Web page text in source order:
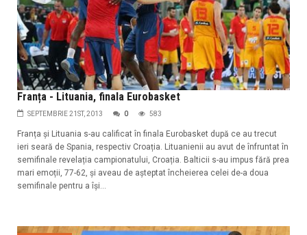
Franța - Lituania, finala Eurobasket
SEPTEMBRIE 21ST, 2013 0 583
Franța și Lituania s-au calificat în finala Eurobasket după ce au trecut
ieri seară de Spania, respectiv Croația. Lituanienii au avut de înfruntat în
semifinale revelația campionatului, Croația. Balticii s-au impus fără prea
mari emoții, 77-62, și aveau de așteptat încheierea celei de-a doua
semifinale pentru a își...